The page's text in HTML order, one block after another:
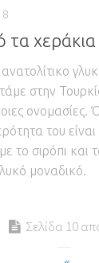
τα
στην
ονομασίες.
του
το σιρόπι
μοναδικό.
Σελίδα 10